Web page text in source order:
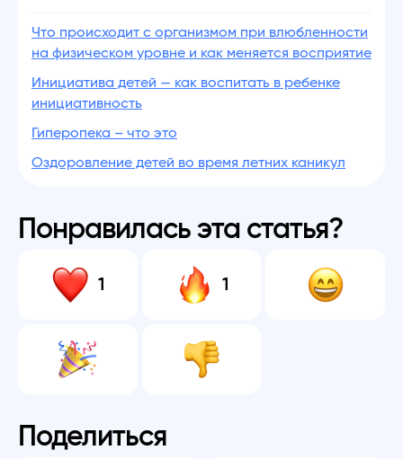
Что происходит с организмом при влюбленности
на физическом уровне и как меняется восприятие
Инициатива детей — как воспитать в ребенке
инициативность
Гиперопека – что это
Оздоровление детей во время летних каникул
Понравилась эта статья?
1 1
Поделиться